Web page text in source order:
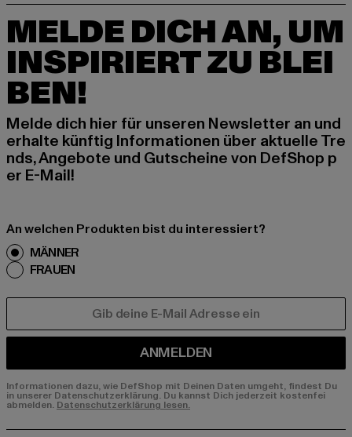
MELDE DICH AN, UM
INSPIRIERT ZU BLEI
BEN!
Melde dich hier für unseren Newsletter an und
erhalte künftig Informationen über aktuelle Tre
nds, Angebote und Gutscheine von DefShop p
er E-Mail!
An welchen Produkten bist du interessiert?
MÄNNER
FRAUEN
ANMELDEN
Informationen dazu, wie DefShop mit Deinen Daten umgeht, findest Du
in unserer Datenschutzerklärung. Du kannst Dich jederzeit kostenfei
abmelden. Datenschutzerklärung lesen.